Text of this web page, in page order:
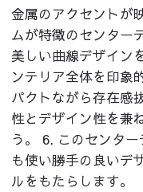
金属のアクセントが
ムが特徴のセンター
美しい曲線デザイン
ンテリア全体を印象
パクトながら存在感
性とデザイン性を兼
う。 6. このセンタ
も使い勝手の良いデ
ルをもたらします。